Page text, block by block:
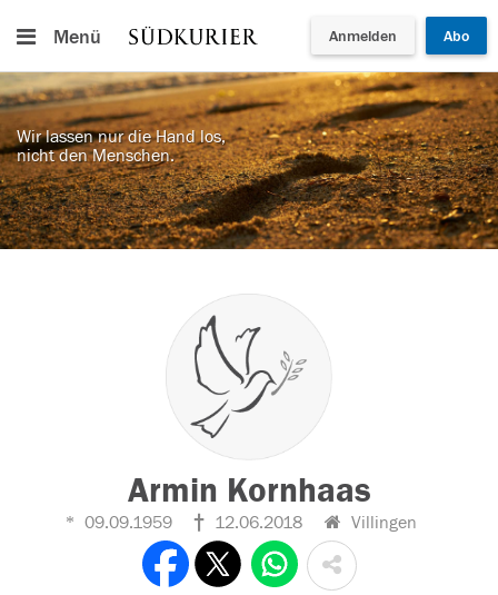
Menü Anmelden Abo
Wir lassen nur die Hand los,
nicht den Menschen.
Armin Kornhaas
09.09.1959 12.06.2018 Villingen